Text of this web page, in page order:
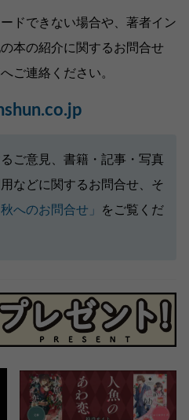
ドできない場合や、著者イン
本の紹介に関するお問合せ
ご連絡ください。
ご意見、書籍・記事・写真
などに関するお問合せ、そ
秋へのお問合せ」
をご覧くだ